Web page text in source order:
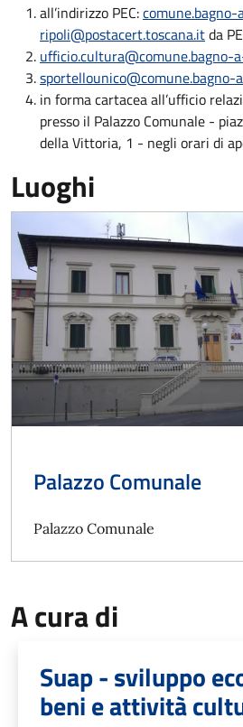
all’indirizzo PEC:comune.bagno-
ripoli@postacert.toscana.itda
ufficio.cultura@comune.bagno-
in forma cartacea all’ufficio
presso il Palazzo Comunale -
della Vittoria, 1 - negli orari di
Luoghi
Palazzo Comunale
Palazzo Comunale
A cura di
Suap - sviluppo
beni e attività